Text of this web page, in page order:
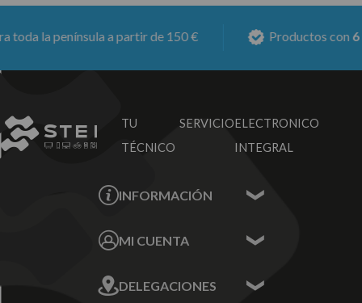
la península a partir de 150 € Productos con6
TU SERVICIO
TÉCNICO
ELECTRONICO
INTEGRAL
INFORMACIÓN
Sobre nosotros
MI CUENTA
Mis Direcciones
DELEGACIONES